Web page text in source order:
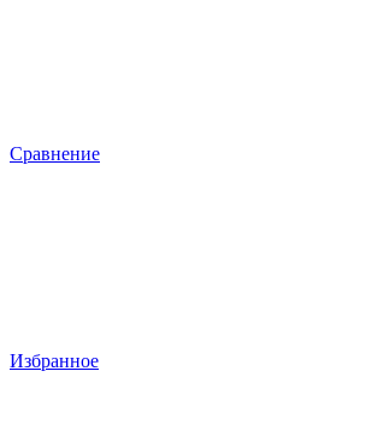
Сравнение
Избранное